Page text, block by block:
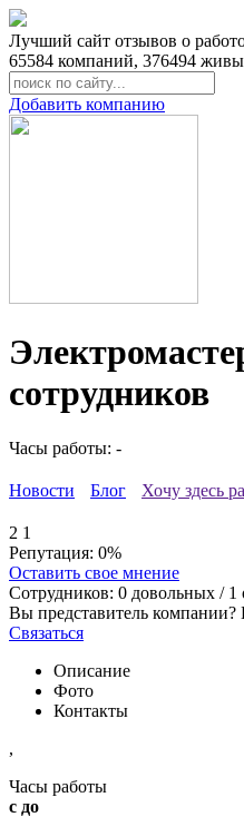
Лучший сайт отзывов о
65584 компаний, 376494
Добавить компанию
сотрудников
Часы работы: -
Новости Блог Хочу здесь
2 1
Репутация: 0%
Оставить свое мнение
Сотрудников: 0 довольных / 1
Вы представитель компании?
Связаться
Описание
Фото
Контакты
,
Часы работы
с до